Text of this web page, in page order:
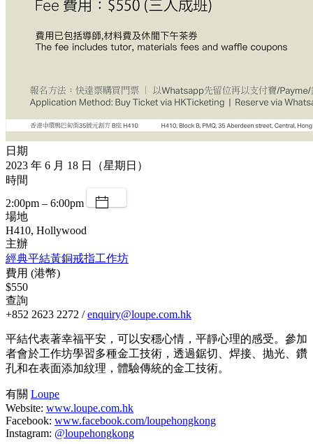
日期
2023 年 6 月 18 日（星期日）
時間
2:00pm – 6:00pm
場地
H410, Hollywood
主辦
經典平結黃銅戒指工作坊
費用 (港幣)
$550
查詢
+852 2623 2272 /enquiry@loupe.com.hk
平結代表著幸福平安，可以安穩心情，平靜心理的感受。參加
者會於工作坊學習多種金工技術，透過鋸切、焊接、抛光、鑽
孔和在表面添加紋理，體驗傳統的金工技術。
有關 Loupe
Website: www.loupe.com.hk
Facebook: www.facebook.com/loupehongkong
Instagram: @loupehongkong